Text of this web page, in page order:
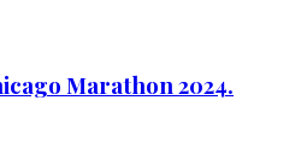
Marathon 2024.